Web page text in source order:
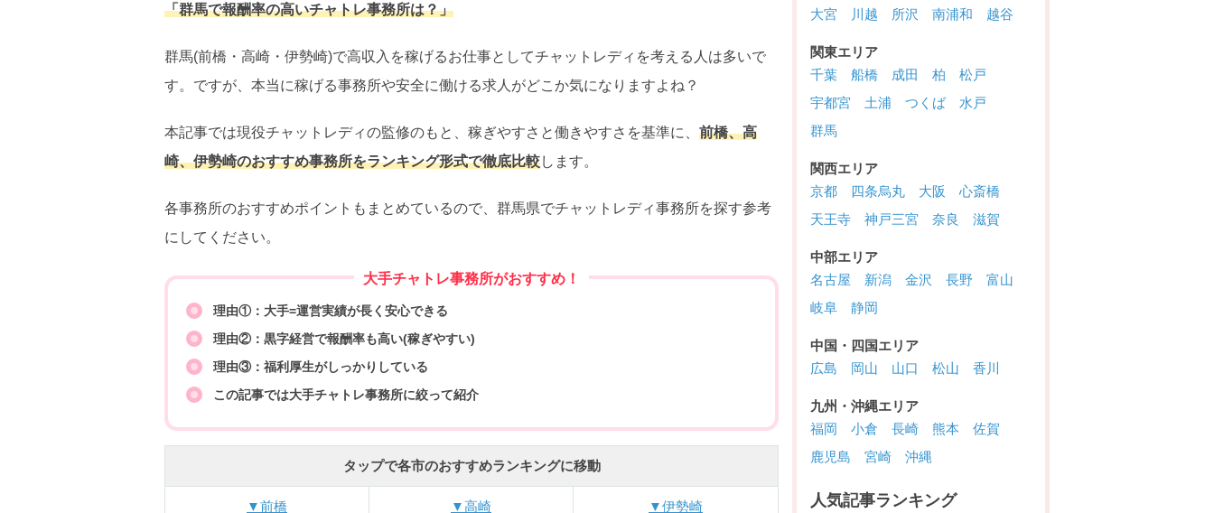
「群馬で報酬率の高いチャトレ事務所は？」
群馬(前橋・高崎・伊勢崎)で高収入を稼げるお仕事としてチャットレディを考える人は多いで
す。ですが、本当に稼げる事務所や安全に働ける求人がどこか気になりますよね？
本記事では現役チャットレディの監修のもと、稼ぎやすさと働きやすさを基準に、 前橋、高
崎、伊勢崎のおすすめ事務所をランキング形式で徹底比較します。
各事務所のおすすめポイントもまとめているので、群馬県でチャットレディ事務所を探す参考
にしてください。
大手チャトレ事務所がおすすめ！
理由①：大手=運営実績が長く安心できる
理由②：黒字経営で報酬率も高い(稼ぎやすい)
理由③：福利厚生がしっかりしている
この記事では大手チャトレ事務所に絞って紹介
タップで各市のおすすめランキングに移動
▼前橋 ▼高崎 ▼伊勢崎
大宮
川越 所沢 南浦和 越谷
関東エリア
千葉
船橋 成田 柏
松戸
宇都宮
土浦 つくば
水戸
群馬
関西エリア
京都
四条烏丸 大阪
心斎橋
天王寺
神戸三宮 奈良 滋賀
中部エリア
名古屋
新潟 金沢 長野
富山
岐阜
静岡
中国・四国エリア
広島
岡山 山口 松山 香川
九州・沖縄エリア
福岡
小倉 長崎 熊本
佐賀
鹿児島
宮崎 沖縄
人気記事ランキング